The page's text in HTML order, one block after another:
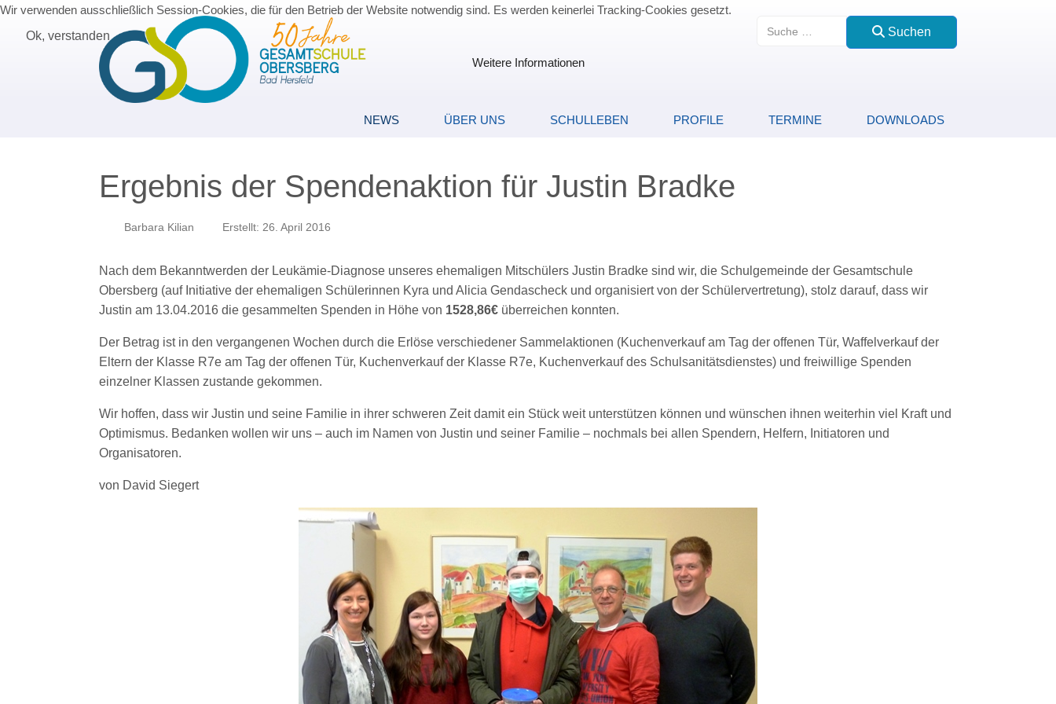
Suchen
Suchen
NEWS ÜBER UNS SCHULLEBEN PROFILE TERMINE DOWNLOADS
Ergebnis der Spendenaktion für Justin Bradke
Barbara Kilian Erstellt: 26. April 2016
Nach dem Bekanntwerden der Leukämie-Diagnose unseres ehemaligen Mitschülers Justin Bradke sind wir, die Schulgemeinde der Gesamtschule
Obersberg (auf Initiative der ehemaligen Schülerinnen Kyra und Alicia Gendascheck und organisiert von der Schülervertretung), stolz darauf, dass wir
Justin am 13.04.2016 die gesammelten Spenden in Höhe von 1528,86€ überreichen konnten.
Der Betrag ist in den vergangenen Wochen durch die Erlöse verschiedener Sammelaktionen (Kuchenverkauf am Tag der offenen Tür, Waffelverkauf der
Eltern der Klasse R7e am Tag der offenen Tür, Kuchenverkauf der Klasse R7e, Kuchenverkauf des Schulsanitätsdienstes) und freiwillige Spenden
einzelner Klassen zustande gekommen.
Wir hoffen, dass wir Justin und seine Familie in ihrer schweren Zeit damit ein Stück weit unterstützen können und wünschen ihnen weiterhin viel Kraft und
Optimismus. Bedanken wollen wir uns – auch im Namen von Justin und seiner Familie – nochmals bei allen Spendern, Helfern, Initiatoren und
Organisatoren.
von David Siegert
Wir verwenden ausschließlich Session-Cookies, die für den Betrieb der Website notwendig sind. Es werden keinerlei Tracking-Cookies gesetzt.
Ok, verstanden
Weitere Informationen